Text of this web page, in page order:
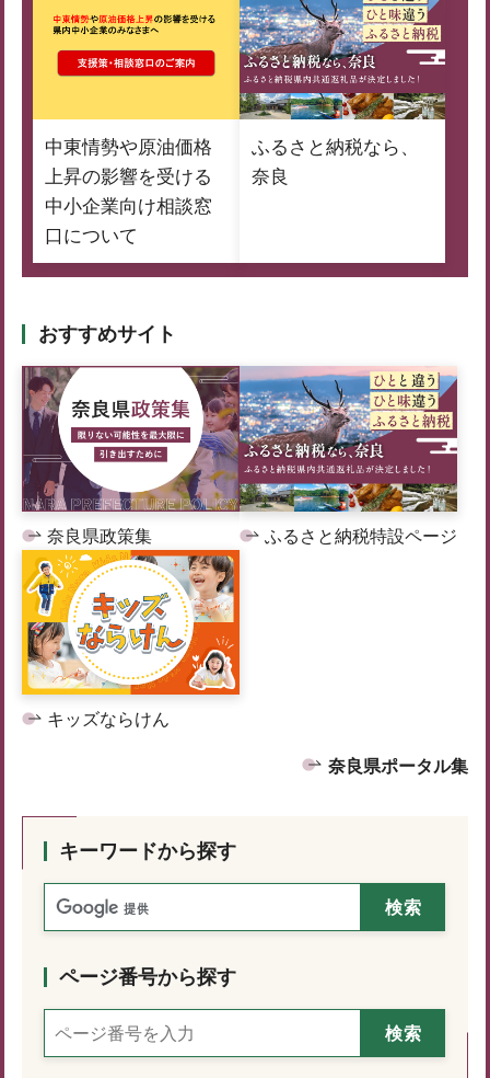
中東情勢や原油価格
上昇の影響を受ける
中小企業向け相談窓
口について
ふるさと納税なら、
奈良
おすすめサイト
奈良県政策集 ふるさと納税特設ページ
キッズならけん
奈良県ポータル集
キーワードから探す
ページ番号から探す